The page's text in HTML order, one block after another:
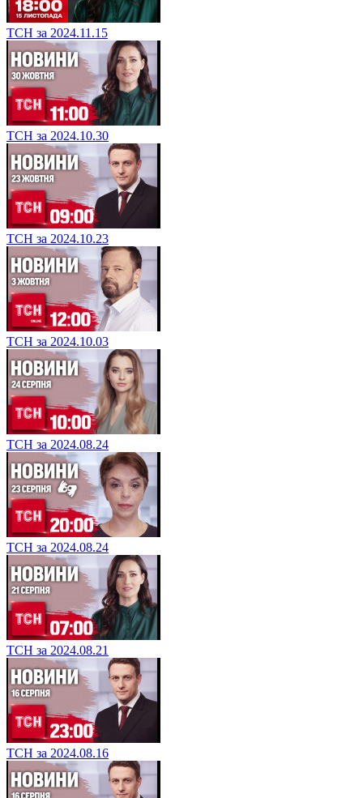
ТСН за 2024.11.15
ТСН за 2024.10.30
ТСН за 2024.10.23
ТСН за 2024.10.03
ТСН за 2024.08.24
ТСН за 2024.08.24
ТСН за 2024.08.21
ТСН за 2024.08.16